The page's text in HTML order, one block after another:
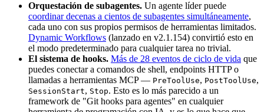
Orquestación de subagentes. Un agente líder puede
coordinar decenas a cientos de subagentes simultáneamente,
cada uno con sus propios permisos de herramientas limitados.
Dynamic Workflows (lanzado en v2.1.154) convirtió esto en
el modo predeterminado para cualquier tarea no trivial.
El sistema de hooks. Más de 28 eventos de ciclo de vida que
puedes conectar a comandos de shell, endpoints HTTP o
llamadas a herramientas MCP — PreToolUse, PostToolUse,
SessionStart, Stop. Esto es lo más parecido a un
framework de "Git hooks para agentes" en cualquier